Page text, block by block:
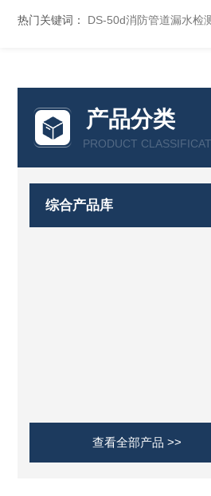
热门关键词： DS-50d消防管道漏水检
产品分类
PRODUCT
综合产品库
查看全部产品 >>